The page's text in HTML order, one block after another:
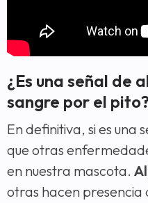
¿Es una señal de
sangre por el pito?
En definitiva, si es una
que otras
en nuestra mascota.
otras hacen presencia